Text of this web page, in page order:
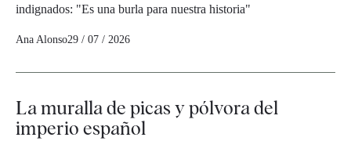
indignados: "Es una burla para nuestra historia"
Ana Alonso29 / 07 / 2026
La muralla de picas y pólvora del
imperio español